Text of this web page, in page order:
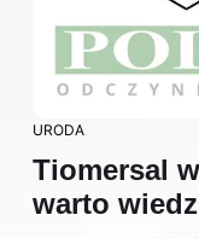
URODA
Tiomersal
warto